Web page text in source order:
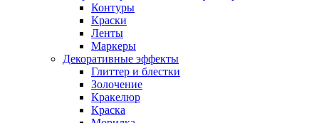
Контуры
Краски
Ленты
Маркеры
Декоративные эффекты
Глиттер и блестки
Золочение
Кракелюр
Краска